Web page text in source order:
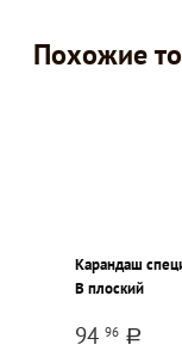
Похожие
Карандаш
B плоский
94 96 a